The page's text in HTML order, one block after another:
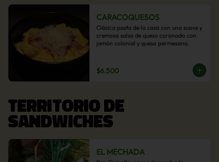
CARACOQUESOS
Clásica pasta de la casa con una suave y
cremosa salsa de queso coronado con
jamón colonial y queso parmesano.
$6.500
TERRITORIO DE
SANDWICHES
EL MECHADA